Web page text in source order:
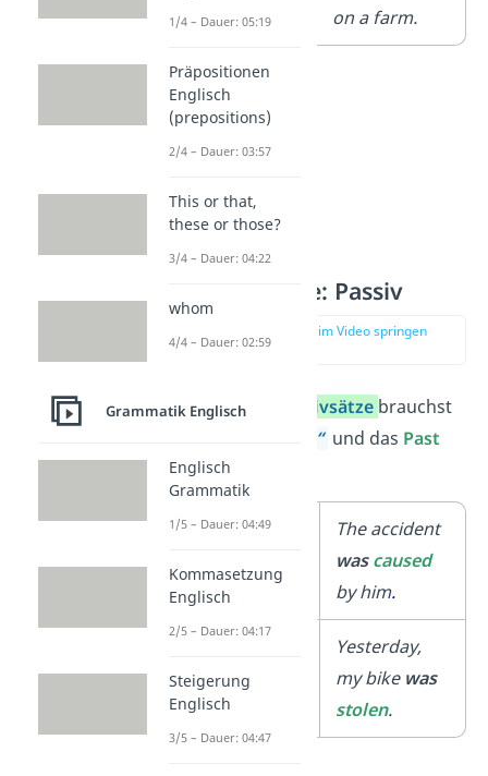
Participle
on a farm.
Past Participle: Passiv
zur Stelle im Video springen
(02:03)
Für englische Passivsätze brauchst
“ und das Past
Participle
regelmäßige
The accident
wascaused
by him.
Verben
Yesterday,
my bike was
stolen.
1/4 – Dauer: 05:19
Präpositionen
Englisch
(prepositions)
2/4 – Dauer: 03:57
This or that,
these or those?
3/4 – Dauer: 04:22
whom
4/4 – Dauer: 02:59
Grammatik Englisch
Englisch
Grammatik
1/5 – Dauer: 04:49
Kommasetzung
Englisch
2/5 – Dauer: 04:17
Steigerung
Englisch
3/5 – Dauer: 04:47